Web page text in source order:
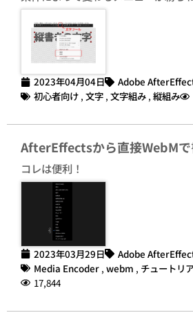
2023年04月04日
Adobe
初心者向け , 文字 , 文字組み , 縦組み
AfterEffectsから直接WebMで
コレは便利！
2023年03月29日
Adobe
Media Encoder , webm , チュートリ
17,844